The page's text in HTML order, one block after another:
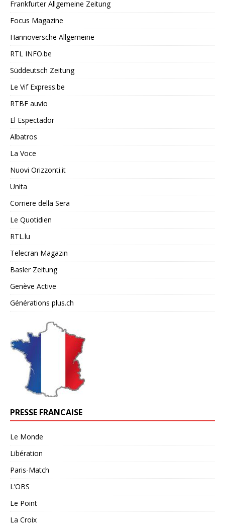
Frankfurter Allgemeine Zeitung
Focus Magazine
Hannoversche Allgemeine
RTL INFO.be
Süddeutsch Zeitung
Le Vif Express.be
RTBF auvio
El Espectador
Albatros
La Voce
Nuovi Orizzonti.it
Unita
Corriere della Sera
Le Quotidien
RTL.lu
Telecran Magazin
Basler Zeitung
Genève Active
Générations plus.ch
PRESSE FRANCAISE
Le Monde
Libération
Paris-Match
L’OBS
Le Point
La Croix